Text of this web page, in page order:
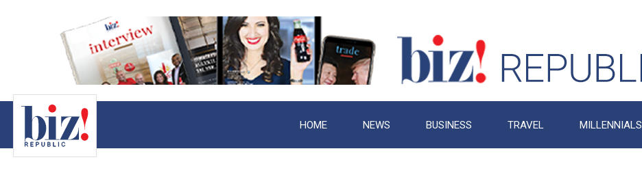
HOME NEWS BUSINESS TRAVEL MILLENNIALS